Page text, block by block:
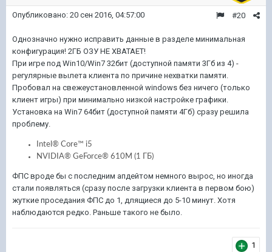
#20
Опубликовано: 20 сен 2016, 04:57:00
Однозначно нужно исправить данные в разделе минимальная
конфигурация! 2ГБ ОЗУ НЕ ХВАТАЕТ!
При игре под Win10/Win7 32бит (доступной памяти 3Гб из 4) -
регулярные вылета клиента по причине нехватки памяти.
Пробовал на свежеустановленной windows без ничего (только
клиент игры) при минимально низкой настройке графики.
Установка на Win7 64бит (доступной памяти 4Гб) сразу решила
проблему.
Intel® Core™ i5
NVIDIA® GeForce® 610M (1 ГБ)
ФПС вроде бы с последним апдейтом немного вырос, но иногда
стали появляться (сразу после загрузки клиента в первом бою)
жуткие проседания ФПС до 1, длящиеся до 5-10 минут. Хотя
наблюдаются редко. Раньше такого не было.
1